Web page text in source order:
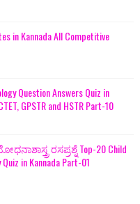
in Kannada All Competitive
Question Answers Quiz in
GPSTR and HSTR Part-10
ರಸಪ್ರಶ್ನೆ Top-20 Child
in Kannada Part-01